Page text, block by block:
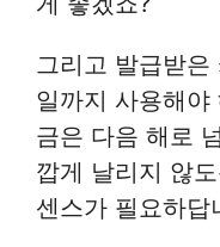
그리고 발급받
일까지 사용해야
금은 다음 해로
깝게 날리지 않
센스가 필요하답